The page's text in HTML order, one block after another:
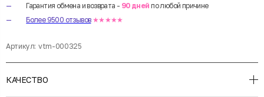
Гарантия обмена и возврата - 90 дней по любой причине
Более 9500 отзывов ★★★★★
Артикул: vtm-000325
КАЧЕСТВО